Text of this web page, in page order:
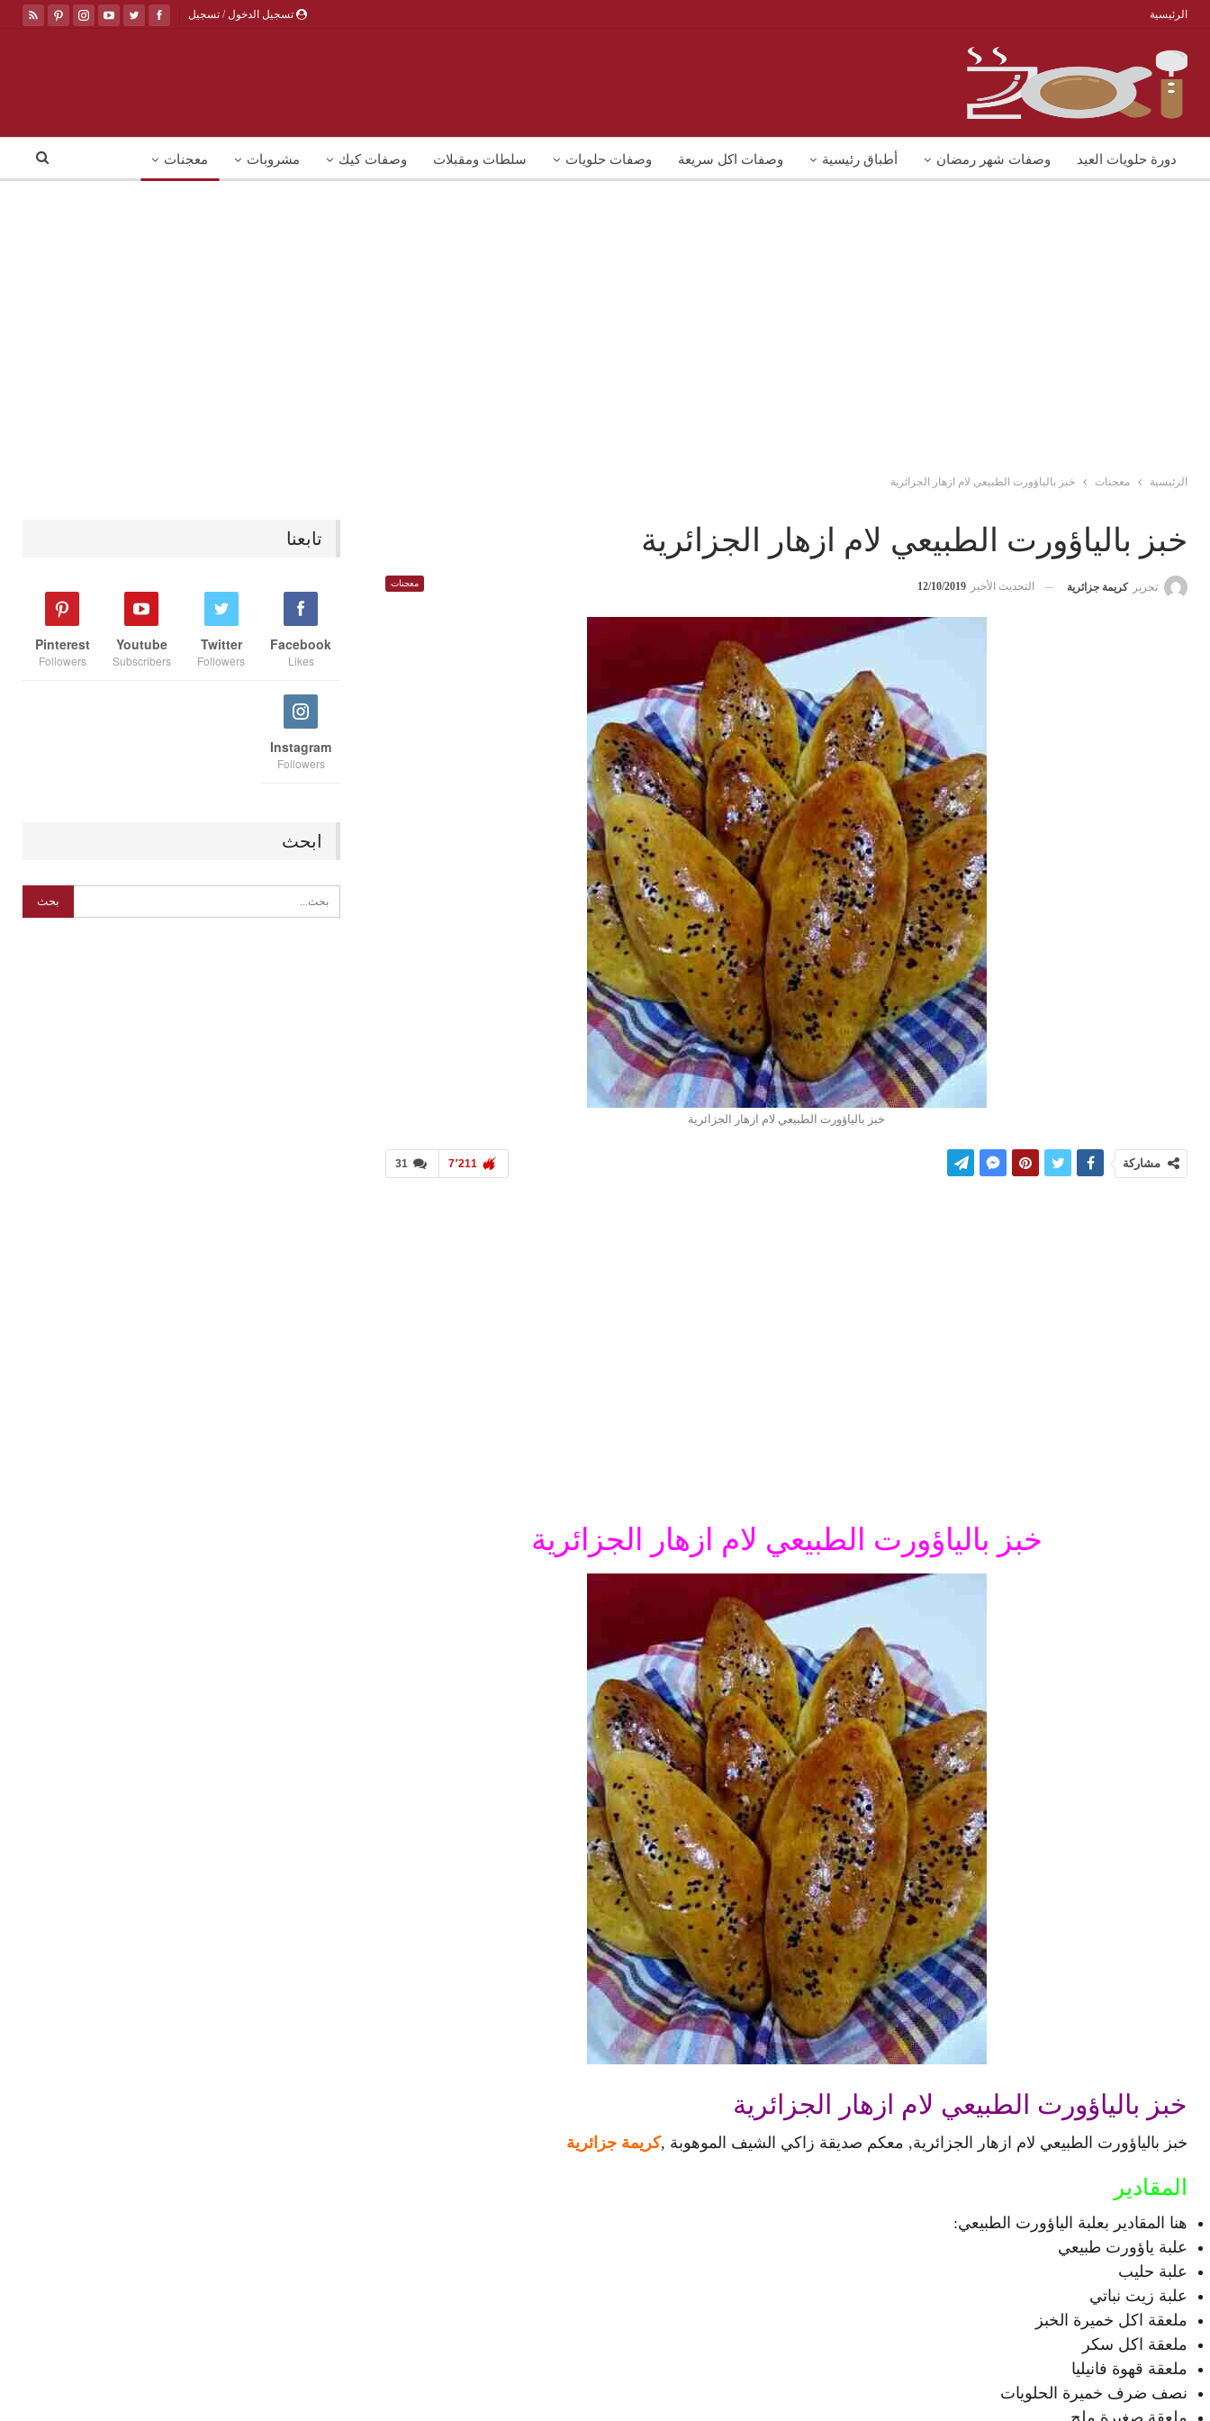
تسجيل الدخول / تسجيل الرئيسية
دورة حلويات العيد وصفات شهر رمضان أطباق رئيسية وصفات اكل سريعة وصفات حلويات سلطات ومقبلات وصفات كيك مشروبات معجنات
الرئيسية معجنات خبز بالياؤورت الطبيعي لام ازهار الجزائرية
خبز بالياؤورت الطبيعي لام ازهار الجزائرية
معجنات تحرير كريمة جزائرية التحديث الأخير 12/10/2019
خبز بالياؤورت الطبيعي لام ازهار الجزائرية
31 7٬211 مشاركة
خبز بالياؤورت الطبيعي لام ازهار الجزائرية
خبز بالياؤورت الطبيعي لام ازهار الجزائرية
خبز بالياؤورت الطبيعي لام ازهار الجزائرية, معكم صديقة زاكي الشيف الموهوبة ,كريمة جزائرية
المقادير
هنا المقادير بعلبة الياؤورت الطبيعي:
علبة ياؤورت طبيعي
علبة حليب
علبة زيت نباتي
ملعقة اكل خميرة الخبز
ملعقة اكل سكر
ملعقة قهوة فانيليا
نصف ضرف خميرة الحلويات
تابعنا
Facebook
Likes
Twitter
Followers
Youtube
Subscribers
Pinterest
Followers
Instagram
Followers
ابحث